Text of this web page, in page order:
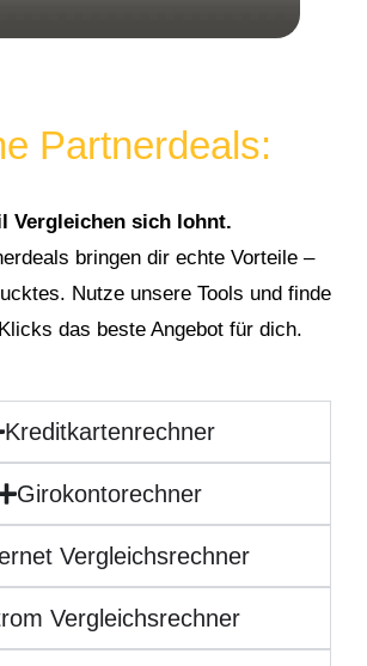
Partnerdeals:
Vergleichen sich lohnt.
bringen dir echte Vorteile –
Nutze unsere Tools und finde
das beste Angebot für dich.
Kreditkartenrechner
Girokontorechner
Vergleichsrechner
Vergleichsrechner